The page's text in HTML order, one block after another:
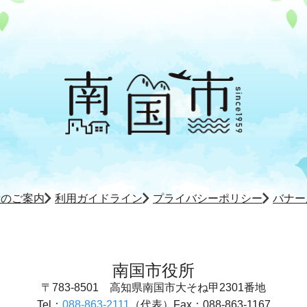
ご案内 利用ガイドライン プライバシーポリシー バナ
南国市役所
〒783-8501 高知県南国市大そね甲2301番地
Tel： 088-863-2111 （代表） Fax：088-863-1167